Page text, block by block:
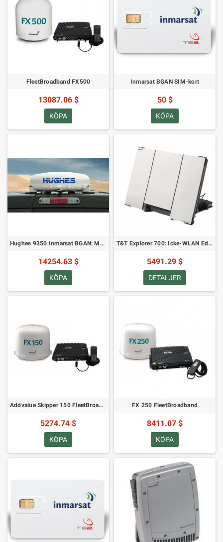
FleetBroadband FX500
13087.06 $
KÖPA
Inmarsat BGAN SIM-kort
50 $
KÖPA
Hughes 9350 Inmarsat BGAN: Mobil satellitanslutningsterminal
14254.63 $
KÖPA
T&T Explorer 700: Icke-WLAN Edition
5491.29 $
DETALJER
Addvalue Skipper 150 FleetBroadband
5274.74 $
KÖPA
FX 250 FleetBroadband
8411.07 $
KÖPA